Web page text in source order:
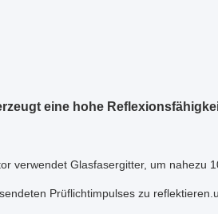
eine hohe
verwendet Glasfasergitter, um nahezu
Prüflichtimpulses zu